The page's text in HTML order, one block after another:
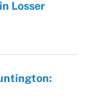
Losser